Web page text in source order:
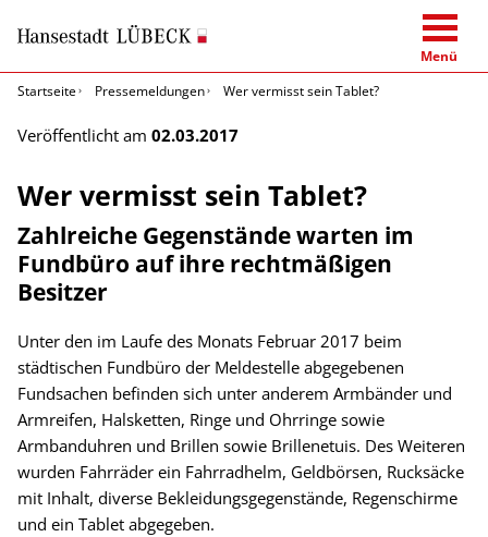
Menü
Startseite
Pressemeldungen Wer vermisst sein Tablet?
Veröffentlicht am 02.03.2017
Wer vermisst sein Tablet?
Zahlreiche Gegenstände warten im
Fundbüro auf ihre rechtmäßigen
Besitzer
Unter den im Laufe des Monats Februar 2017 beim
städtischen Fundbüro der Meldestelle abgegebenen
Fundsachen befinden sich unter anderem Armbänder und
Armreifen, Halsketten, Ringe und Ohrringe sowie
Armbanduhren und Brillen sowie Brillenetuis. Des Weiteren
wurden Fahrräder ein Fahrradhelm, Geldbörsen, Rucksäcke
mit Inhalt, diverse Bekleidungsgegenstände, Regenschirme
und ein Tablet abgegeben.